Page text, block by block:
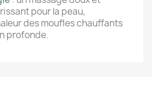
pour la peau,
des moufles chauffants
profonde.